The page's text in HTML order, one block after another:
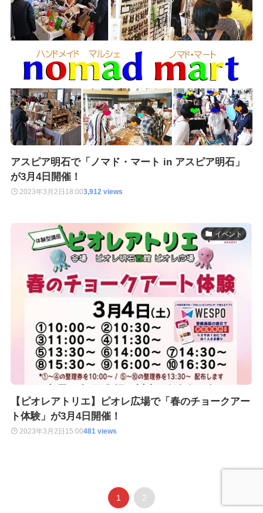
アスピア明石で「ノマド・マート in アスピア明石」
が3月4日開催！
2023年3月2日 18:003,912 views
イベント
【ピオレアトリエ】ピオレ広場で「春のチョークアー
ト体験」が3月4日開催！
2023年3月2日 15:00481 views
1 2